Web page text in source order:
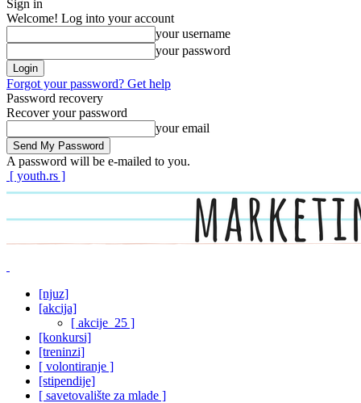
Sign in
Welcome! Log into your account
your username
your password
Forgot your password? Get help
Password recovery
Recover your password
your email
A password will be e-mailed to you.
[ youth.rs ]
[njuz]
[akcija]
[ akcije_25 ]
[konkursi]
[treninzi]
[ volontiranje ]
[stipendije]
[ savetovalište za mlade ]